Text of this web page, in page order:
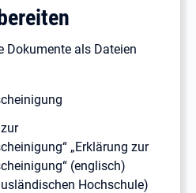
Dokumente als Dateien
„Erklärung zur
(englisch)
Hochschule)